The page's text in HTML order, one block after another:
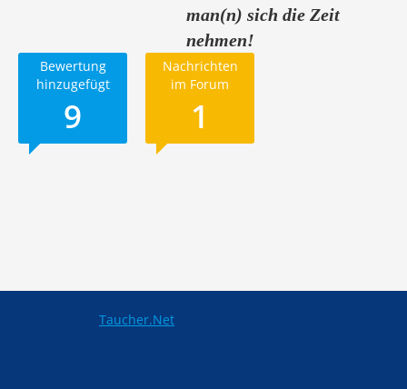
man(n) sich die Zeit
nehmen!
Bewertung
hinzugefügt
9
Nachrichten
im Forum
1
Taucher.Net